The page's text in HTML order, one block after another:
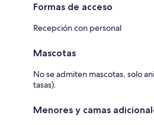
Formas de acceso
Recepción con personal
Mascotas
No se admiten mascotas, solo
tasas).
Menores y camas